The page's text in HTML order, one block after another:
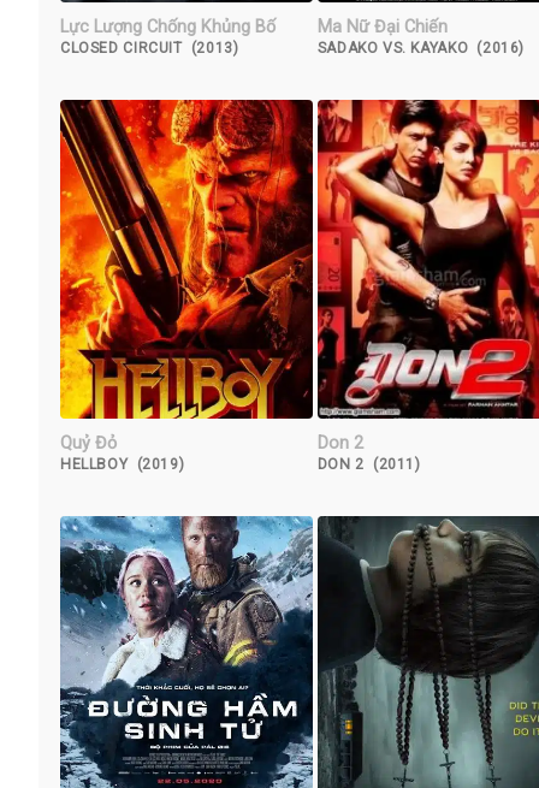
Lực Lượng Chống Khủng Bố
CLOSED CIRCUIT (2013)
Ma Nữ Đại Chiến
SADAKO VS. KAYAKO (2016)
Quỷ Đỏ
HELLBOY (2019)
Don 2
DON 2 (2011)